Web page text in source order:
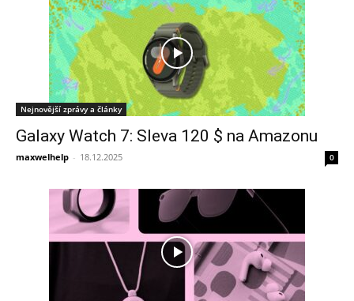
Nejnovější zprávy a články
Galaxy Watch 7: Sleva 120 $ na Amazonu
maxwelhelp - 18.12.2025 0